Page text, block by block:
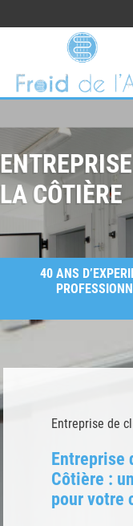
LA CÔTIÈRE
40 ANS
Entreprise de
Entreprise
Côtière :
pour votre